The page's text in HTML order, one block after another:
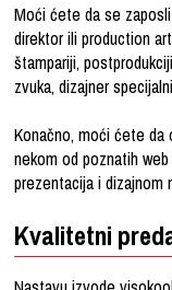
Moći ćete da se
direktor ili production
štampariji,
zvuka, dizajner
Konačno, moći ćete
nekom od poznatih
prezentacija i dizajnom
Kvalitetni